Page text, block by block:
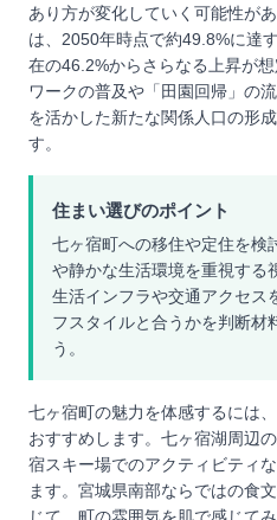
あり方が変化していく可能性が
は、2050年時点で約49.8%に達
在の46.2%からさらなる上昇が
ワークの普及や「田園回帰」の
を活かした新たな関係人口の形
す。
住まい選びのポイント
七ヶ宿町への移住や定住を検
や静かな生活環境を重視する
生活インフラや交通アクセス
フスタイルと合うかを判断材
う。
七ヶ宿町の魅力を体感するには
おすすめします。七ヶ宿湖周辺
宿スキー場でのアクティビティ
ます。宮城県南部ならではの食